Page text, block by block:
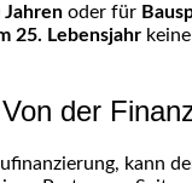
Jahren oder für
25. Lebensjahr
der
kann